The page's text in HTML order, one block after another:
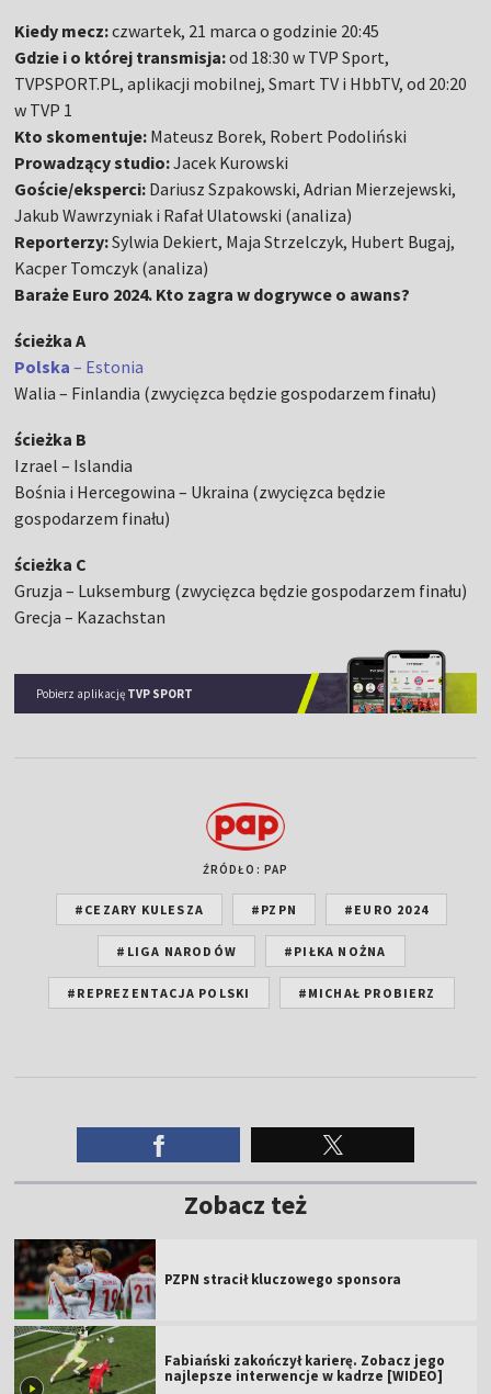
Kiedy mecz:czwartek, 21 marca o godzinie 20:45
Gdzie i o której transmisja:od 18:30 w TVP Sport,
TVPSPORT.PL, aplikacji mobilnej, Smart TV i HbbTV, od 20:20
w TVP 1
Kto skomentuje: Mateusz Borek, Robert Podoliński
Prowadzący studio:Jacek Kurowski
Goście/eksperci: Dariusz Szpakowski, Adrian Mierzejewski,
Jakub Wawrzyniak i Rafał Ulatowski (analiza)
Reporterzy:Sylwia Dekiert, Maja Strzelczyk, Hubert Bugaj,
Kacper Tomczyk (analiza)
Baraże Euro 2024. Kto zagra w dogrywce o awans?
ścieżka A
Polska– Estonia
Walia – Finlandia (zwycięzca będzie gospodarzem finału)
ścieżka B
Izrael – Islandia
Bośnia i Hercegowina – Ukraina (zwycięzca będzie
gospodarzem finału)
ścieżka C
Gruzja – Luksemburg (zwycięzca będzie gospodarzem finału)
Grecja – Kazachstan
Pobierz aplikację TVP SPORT
ŹRÓDŁO: PAP
#CEZARY KULESZA #PZPN #EURO 2024
#LIGA NARODÓW #PIŁKA NOŻNA
#REPREZENTACJA POLSKI #MICHAŁ PROBIERZ
Zobacz też
PZPN stracił kluczowego sponsora
Fabiański zakończył karierę. Zobacz jego
najlepsze interwencje w kadrze [WIDEO]